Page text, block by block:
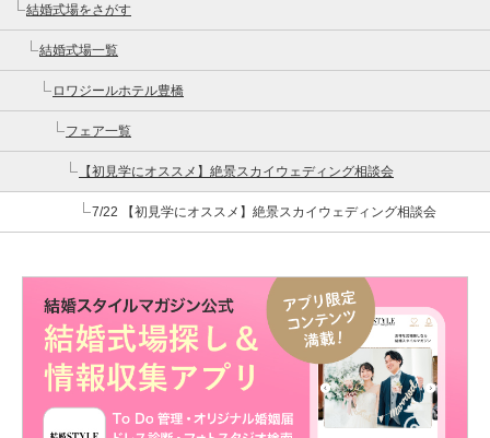
結婚式場をさがす
結婚式場一覧
ロワジールホテル豊橋
フェア一覧
【初見学にオススメ】絶景スカイウェディング相談会
7/22 【初見学にオススメ】絶景スカイウェディング相談会